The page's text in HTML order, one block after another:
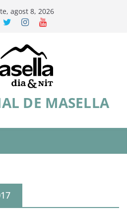
agost 8, 2026
DE MASELLA